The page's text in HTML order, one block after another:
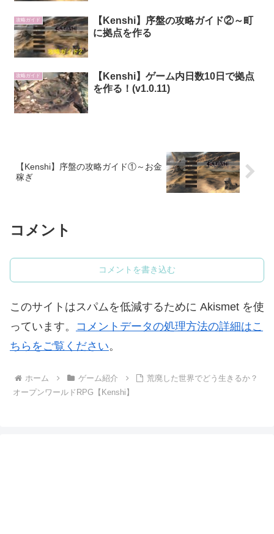
攻略ガイド
【Kenshi】序盤の攻略ガイド②～町
に拠点を作る
攻略ガイド
【Kenshi】ゲーム内日数10日で拠点
を作る！(v1.0.11)
【Kenshi】序盤の攻略ガイド①～お金
稼ぎ
コメント
コメントを書き込む
このサイトはスパムを低減するために Akismet を使
っています。 コメントデータの処理方法の詳細はこ
ちらをご覧ください。
ホーム ゲーム紹介
荒廃した世界でどう生きるか？
オープンワールドRPG【Kenshi】